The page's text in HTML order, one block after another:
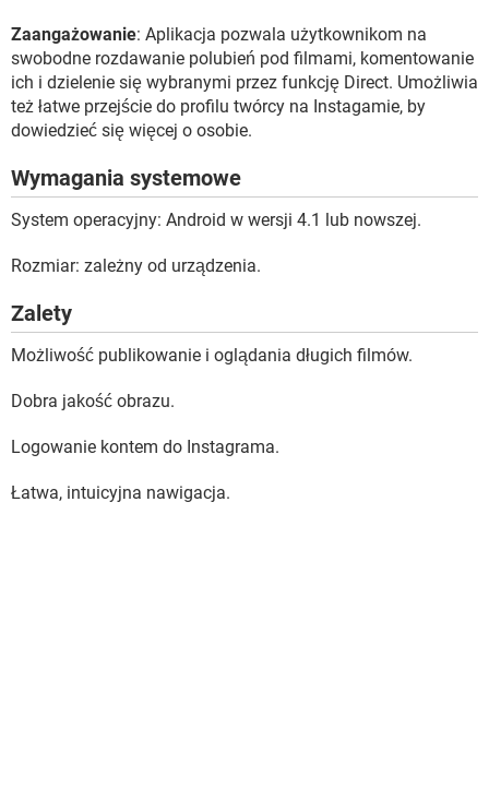
Zaangażowanie: Aplikacja pozwala użytkownikom na
swobodne rozdawanie polubień pod filmami, komentowanie
ich i dzielenie się wybranymi przez funkcję Direct. Umożliwia
też łatwe przejście do profilu twórcy na Instagamie, by
dowiedzieć się więcej o osobie.
Wymagania systemowe
System operacyjny: Android w wersji 4.1 lub nowszej.
Rozmiar: zależny od urządzenia.
Zalety
Możliwość publikowanie i oglądania długich filmów.
Dobra jakość obrazu.
Logowanie kontem do Instagrama.
Łatwa, intuicyjna nawigacja.